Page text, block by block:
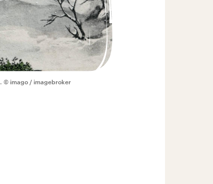
© imago / imagebroker